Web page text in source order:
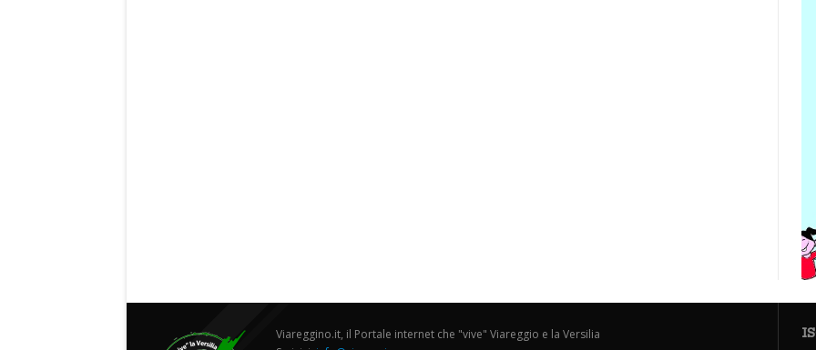
Viareggino.it, il Portale internet che "vive" Viareggio e la Versilia